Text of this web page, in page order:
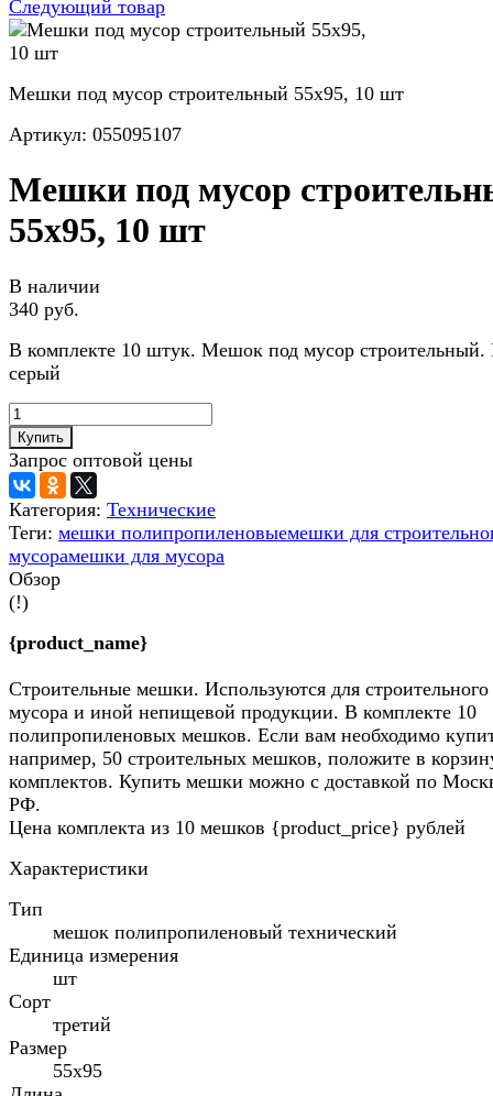
Следующий товар
Мешки под мусор строительный 55х95, 10 шт
Артикул: 055095107
Мешки под мусор
55х95, 10 шт
В наличии
340 руб.
В комплекте 10 штук. Мешок под мусор строительный.
серый
Купить
Запрос оптовой цены
Категория: Технические
Теги: мешки полипропиленовыемешки для
мусорамешки для мусора
Обзор
(!)
{product_name}
Строительные мешки. Используются для строительного
мусора и иной непищевой продукции. В комплекте 10
полипропиленовых мешков. Если вам необходимо
например, 50 строительных мешков, положите в
комплектов. Купить мешки можно с доставкой по
РФ.
Цена комплекта из 10 мешков {product_price} рублей
Характеристики
Тип
мешок полипропиленовый технический
Единица измерения
шт
Сорт
третий
Размер
55x95